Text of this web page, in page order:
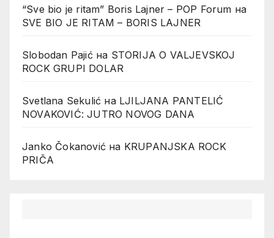
“Sve bio je ritam” Boris Lajner – POP Forum на
SVE BIO JE RITAM – BORIS LAJNER
Slobodan Pajićна STORIJA O VALJEVSKOJ
ROCK GRUPI DOLAR
Svetlana Sekulić на LJILJANA PANTELIĆ
NOVAKOVIĆ: JUTRO NOVOG DANA
Janko Čokanović на KRUPANJSKA ROCK
PRIČA